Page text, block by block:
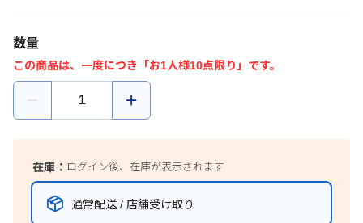
数量
この商品は、一度につき「お1人様10点限り」です。
在庫： ログイン後、在庫が表示されます
通常配送 / 店舗受け取り